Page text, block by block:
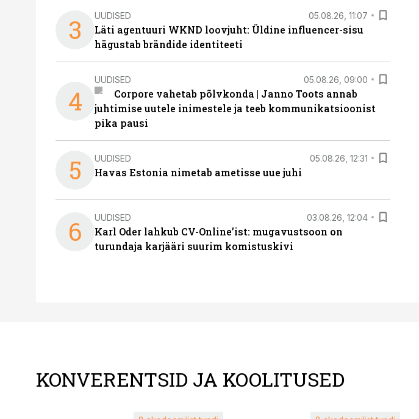
3 UUDISED 05.08.26, 11:07
Läti agentuuri WKND loovjuht: Üldine influencer-sisu
hägustab brändide identiteeti
4
UUDISED 05.08.26, 09:00
Corpore vahetab põlvkonda | Janno Toots annab
juhtimise uutele inimestele ja teeb kommunikatsioonist
pika pausi
5 UUDISED 05.08.26, 12:31
Havas Estonia nimetab ametisse uue juhi
6 UUDISED 03.08.26, 12:04
Karl Oder lahkub CV-Online’ist: mugavustsoon on
turundaja karjääri suurim komistuskivi
KONVERENTSID JA KOOLITUSED